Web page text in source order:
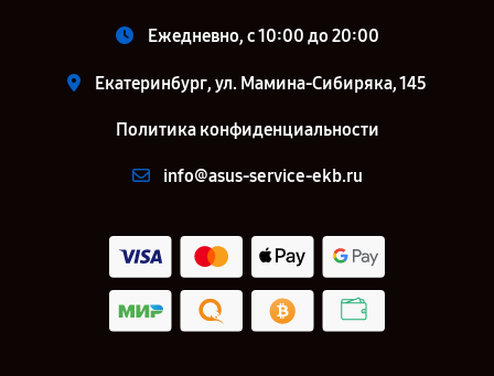
Ежедневно, с 10:00 до 20:00
Екатеринбург, ул. Мамина-Сибиряка, 145
Политика конфиденциальности
info@asus-service-ekb.ru